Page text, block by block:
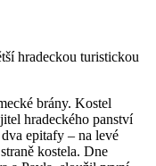
hradeckou turistickou
brány. Kostel
hradeckého panství
epitafy – na levé
kostela. Dne